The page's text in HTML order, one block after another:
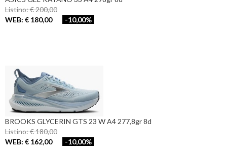
Listino: € 200,00
WEB: € 180,00
-10,00%
BROOKS GLYCERIN GTS 23 W A4 277,8gr 8d
Listino: € 180,00
WEB: € 162,00
-10,00%